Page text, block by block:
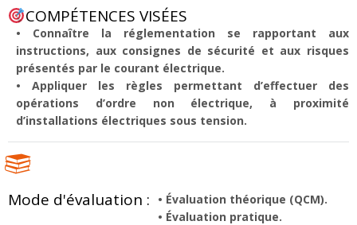
COMPÉTENCES VISÉES
• Connaître la réglementation se rapportant aux
instructions, aux consignes de sécurité et aux risques
présentés par le courant électrique.
• Appliquer les règles permettant d’effectuer des
opérations d’ordre non électrique, à proximité
d’installations électriques sous tension.
Mode d'évaluation :
• Évaluation théorique (QCM).
• Évaluation pratique.